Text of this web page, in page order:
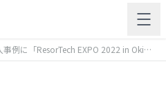
「ResorTech EXPO 2022 in Okinawa」を追加しました